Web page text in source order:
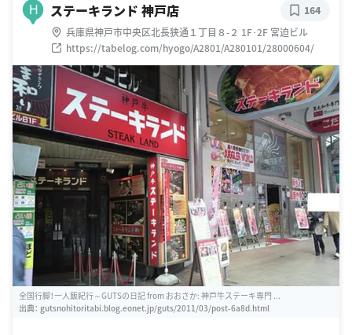
H ステーキランド 神戸店
兵庫県神戸市中央区北長狭通１丁目８-２ 1F･2F 宮迫ビル
https://tabelog.com/hyogo/A2801/A280101/28000604/
164
全国行脚！一人飯紀行～GUTSの日記 from おおさか: 神戸牛ステーキ専門 ...
出典： gutsnohitoritabi.blog.eonet.jp/guts/2011/03/post-6a8d.html